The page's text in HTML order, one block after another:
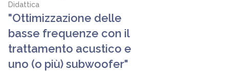
Didattica
"Ottimizzazione delle
basse frequenze con il
trattamento acustico e
uno (o più) subwoofer"